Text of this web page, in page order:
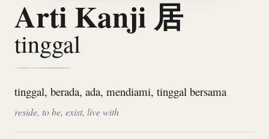
Arti Kanji 居
tinggal
tinggal, berada, ada, mendiami, tinggal bersama
reside, to be, exist, live with